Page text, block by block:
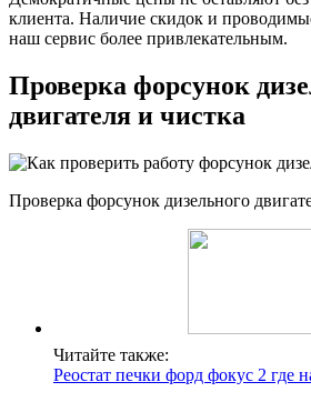
клиента. Наличие скидок и
наш сервис более привлекательным.
Проверка форсунок
двигателя и чистка
Проверка форсунок дизельного
Читайте также:
Реостат печки форд фокус 2 где